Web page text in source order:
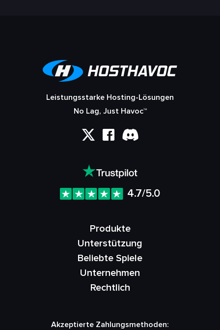
Leistungsstarke Hosting-Lösungen
No Lag, Just Havoc™
4.7/5.0
Produkte
Unterstützung
Beliebte Spiele
Unternehmen
Rechtlich
Akzeptierte Zahlungsmethoden: